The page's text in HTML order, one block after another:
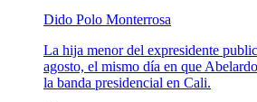
Dido Polo Monterrosa
La hija menor del expresidente
agosto, el mismo día en que
la banda presidencial en Cali.